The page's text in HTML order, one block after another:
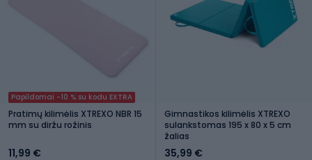
Papildomai -10 % su kodu EXTRA
Pratimų kilimėlis XTREXO NBR 15
mm su diržu rožinis
11,99 €
Gimnastikos kilimėlis XTREXO
sulankstomas 195 x 80 x 5 cm
žalias
35,99 €